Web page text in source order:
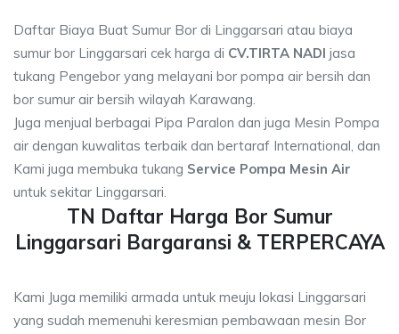
Daftar Biaya Buat Sumur Bor di Linggarsari atau biaya
sumur bor Linggarsari cek harga di CV.TIRTA NADI jasa
tukang Pengebor yang melayani bor pompa air bersih dan
bor sumur air bersih wilayah Karawang.
Juga menjual berbagai Pipa Paralon dan juga Mesin Pompa
air dengan kuwalitas terbaik dan bertaraf International, dan
Kami juga membuka tukang Service Pompa Mesin Air
untuk sekitar Linggarsari.
TN Daftar Harga Bor Sumur
Linggarsari Bargaransi & TERPERCAYA
Kami Juga memiliki armada untuk meuju lokasi Linggarsari
yang sudah memenuhi keresmian pembawaan mesin Bor